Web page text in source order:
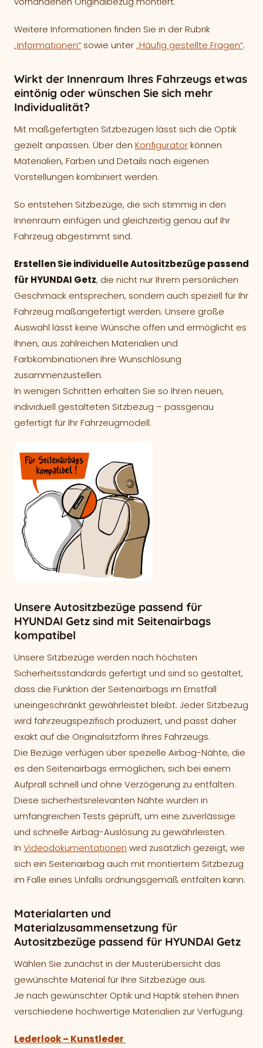
Weitere Informationen finden Sie in der Rubrik
„Informationen“ sowie unter„Häufig gestellte Fragen“.
Wirkt der Innenraum Ihres Fahrzeugs etwas
eintönig oder wünschen Sie sich mehr
Individualität?
Mit maßgefertigten Sitzbezügen lässt sich die Optik
gezielt anpassen. Über den Konfiguratorkönnen
Materialien, Farben und Details nach eigenen
Vorstellungen kombiniert werden.
So entstehen Sitzbezüge, die sich stimmig in den
Innenraum einfügen und gleichzeitig genau auf Ihr
Fahrzeug abgestimmt sind.
Erstellen Sie individuelle Autositzbezüge passend
für HYUNDAI Getz, die nicht nur Ihrem persönlichen
Geschmack entsprechen, sondern auch speziell für Ihr
Fahrzeug maßangefertigt werden. Unsere große
Auswahl lässt keine Wünsche offen und ermöglicht es
Ihnen, aus zahlreichen Materialien und
Farbkombinationen Ihre Wunschlösung
zusammenzustellen.
In wenigen Schritten erhalten Sie so Ihren neuen,
individuell gestalteten Sitzbezug – passgenau
gefertigt für Ihr Fahrzeugmodell.
Unsere Autositzbezüge passend für
HYUNDAI Getz sind mit Seitenairbags
kompatibel
Unsere Sitzbezüge werden nach höchsten
Sicherheitsstandards gefertigt und sind so gestaltet,
dass die Funktion der Seitenairbags im Ernstfall
uneingeschränkt gewährleistet bleibt. Jeder Sitzbezug
wird fahrzeugspezifisch produziert, und passt daher
exakt auf die Originalsitzform Ihres Fahrzeugs.
Die Bezüge verfügen über spezielle Airbag-Nähte, die
es den Seitenairbags ermöglichen, sich bei einem
Aufprall schnell und ohne Verzögerung zu entfalten.
Diese sicherheitsrelevanten Nähte wurden in
umfangreichen Tests geprüft, um eine zuverlässige
und schnelle Airbag-Auslösung zu gewährleisten.
In Videodokumentationen wird zusätzlich gezeigt, wie
sich ein Seitenairbag auch mit montiertem Sitzbezug
im Falle eines Unfalls ordnungsgemäß entfalten kann.
Materialarten und
Materialzusammensetzung für
Autositzbezüge passend für HYUNDAI Getz
Wählen Sie zunächst in der Musterübersicht das
gewünschte Material für Ihre Sitzbezüge aus.
Je nach gewünschter Optik und Haptik stehen Ihnen
verschiedene hochwertige Materialien zur Verfügung:
Lederlook – Kunstleder